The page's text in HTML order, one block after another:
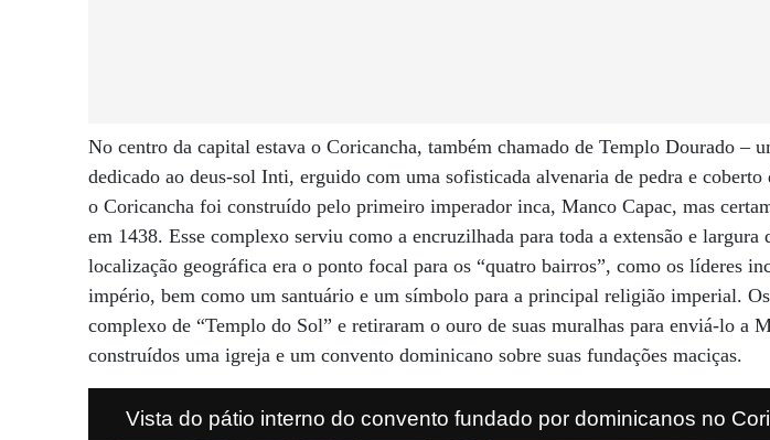
No centro da capital estava o Coricancha, também chamado de Templo Dourado –
dedicado ao deus-sol Inti, erguido com uma sofisticada alvenaria de pedra e coberto
o Coricancha foi construído pelo primeiro imperador inca, Manco Capac, mas
em 1438. Esse complexo serviu como a encruzilhada para toda a extensão e largura
localização geográfica era o ponto focal para os “quatro bairros”, como os líderes
império, bem como um santuário e um símbolo para a principal religião imperial.
complexo de “Templo do Sol” e retiraram o ouro de suas muralhas para enviá-lo a
construídos uma igreja e um convento dominicano sobre suas fundações maciças.
Vista do pátio interno do convento fundado por dominicanos no